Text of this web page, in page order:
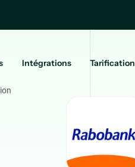
Intégrations Tarification